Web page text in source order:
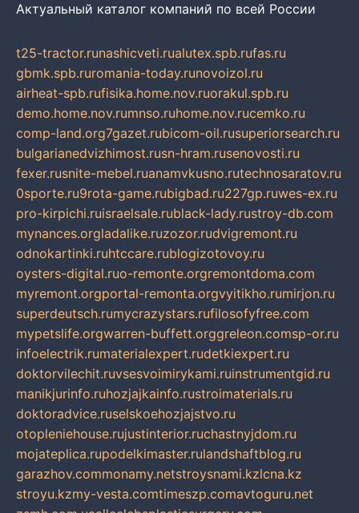
Актуальный каталог компаний по всей России
t25-tractor.runashicveti.rualutex.spb.rufas.ru
gbmk.spb.ruromania-today.runovoizol.ru
airheat-spb.rufisika.home.nov.ruorakul.spb.ru
demo.home.nov.rumnso.ruhome.nov.rucemko.ru
comp-land.org7gazet.rubicom-oil.rusuperiorsearch.ru
bulgarianedvizhimost.rusn-hram.rusenovosti.ru
fexer.rusnite-mebel.ruanamvkusno.rutechnosaratov.ru
0sporte.ru9rota-game.rubigbad.ru227gp.ruwes-ex.ru
pro-kirpichi.ruisraelsale.rublack-lady.rustroy-db.com
mynances.orgladalike.ruzozor.rudvigremont.ru
odnokartinki.ruhtccare.rublogizotovoy.ru
oysters-digital.ruo-remonte.orgremontdoma.com
myremont.orgportal-remonta.orgvyitikho.rumirjon.ru
superdeutsch.rumycrazystars.rufilosofyfree.com
mypetslife.orgwarren-buffett.orggreleon.comsp-or.ru
infoelectrik.rumaterialexpert.rudetkiexpert.ru
doktorvilechit.ruvsesvoimirykami.ruinstrumentgid.ru
manikjurinfo.ruhozjajkainfo.rustroimaterials.ru
doktoradvice.ruselskoehozjajstvo.ru
otopleniehouse.rujustinterior.ruchastnyjdom.ru
mojateplica.rupodelkimaster.rulandshaftblog.ru
garazhov.commonamy.netstroysnami.kzlcna.kz
stroyu.kzmy-vesta.comtimeszp.comavtoguru.net